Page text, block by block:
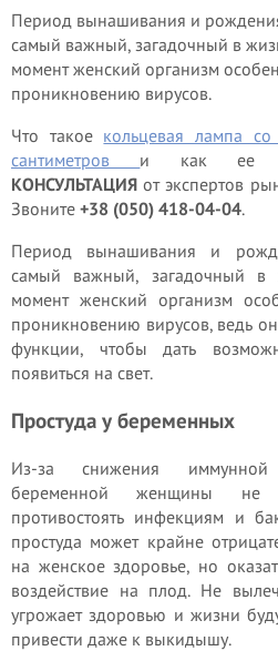
Период вынашивания и
самый важный, загадочный в
момент женский организм
проникновению вирусов.
Что такое кольцевая лампа
сантиметров и как ее
КОНСУЛЬТАЦИЯ от экспертов
Звоните +38 (050) 418-04-04.
Период вынашивания и
самый важный, загадочный
момент женский организм
проникновению вирусов, ведь
функции, чтобы дать
появиться на свет.
Простуда у беременных
Из-за снижения иммунной
беременной женщины не
противостоять инфекциям и
простуда может крайне
на женское здоровье, но
воздействие на плод. Не
угрожает здоровью и жизни
привести даже к выкидышу.